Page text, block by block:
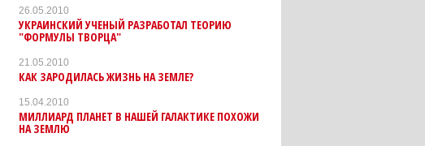
26.05.2010
УКРАИНСКИЙ УЧЕНЫЙ РАЗРАБОТАЛ ТЕОРИЮ
"ФОРМУЛЫ ТВОРЦА"
21.05.2010
КАК ЗАРОДИЛАСЬ ЖИЗНЬ НА ЗЕМЛЕ?
15.04.2010
МИЛЛИАРД ПЛАНЕТ В НАШЕЙ ГАЛАКТИКЕ ПОХОЖИ
НА ЗЕМЛЮ